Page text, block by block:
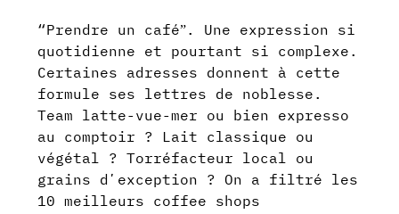
“Prendre un caféˮ. Une expression si
quotidienne et pourtant si complexe.
Certaines adresses donnent à cette
formule ses lettres de noblesse.
Team latte-vue-mer ou bien expresso
au comptoir ? Lait classique ou
végétal ? Torréfacteur local ou
grains dʼexception ? On a filtré les
10 meilleurs coffee shops